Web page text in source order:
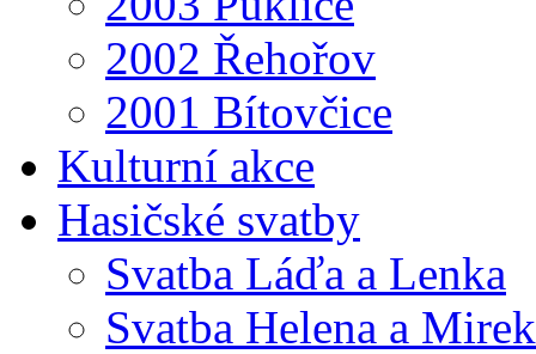
2002 Řehořov
2001 Bítovčice
Kulturní akce
Hasičské svatby
Svatba Láďa a Lenka
Svatba Helena a Mirek